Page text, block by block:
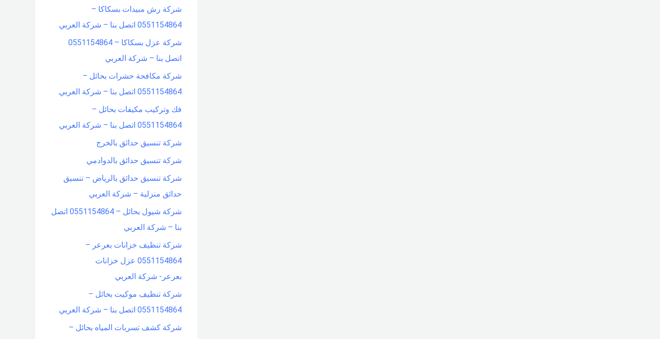
شركة رش مبيدات بسكاكا –
0551154864 اتصل بنا – شركة العربي
شركة عزل بسكاكا – 0551154864
اتصل بنا – شركة العربي
شركة مكافحة حشرات بحائل –
0551154864 اتصل بنا – شركة العربي
فك وتركيب مكيفات بحائل –
0551154864 اتصل بنا – شركة العربي
شركة تنسيق حدائق بالخرج
شركة تنسيق حدائق بالدوادمي
شركة تنسيق حدائق بالرياض – تنسيق
حدائق منزلية – شركة العربي
شركة شيول بحائل – 0551154864 اتصل
بنا – شركة العربي
شركة تنظيف خزانات بعرعر –
0551154864 عزل خزانات
بعرعر- شركة العربي
شركة تنظيف موكيت بحائل –
0551154864 اتصل بنا – شركة العربي
شركة كشف تسربات المياه بحائل –